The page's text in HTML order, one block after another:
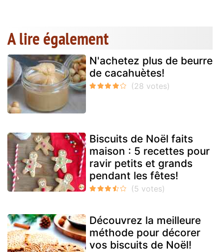
A lire également
N'achetez plus de beurre
de cacahuètes!
Biscuits de Noël faits
maison : 5 recettes pour
ravir petits et grands
pendant les fêtes!
Découvrez la meilleure
méthode pour décorer
vos biscuits de Noël!